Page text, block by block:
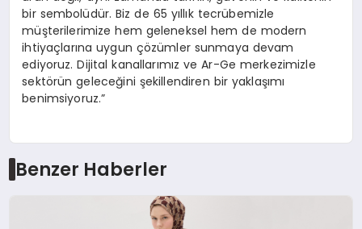
bir sembolüdür. Biz de 65 yıllık tecrübemizle
müşterilerimize hem geleneksel hem de modern
ihtiyaçlarına uygun çözümler sunmaya devam
ediyoruz. Dijital kanallarımız ve Ar-Ge merkezimizle
sektörün geleceğini şekillendiren bir yaklaşımı
benimsiyoruz.”
Benzer Haberler